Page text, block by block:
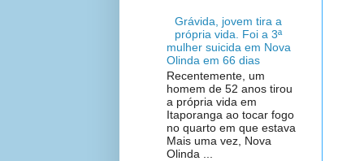
Grávida, jovem tira a
própria vida. Foi a 3ª
mulher suicida em Nova
Olinda em 66 dias
Recentemente, um
homem de 52 anos tirou
a própria vida em
Itaporanga ao tocar fogo
no quarto em que estava
Mais uma vez, Nova
Olinda ...